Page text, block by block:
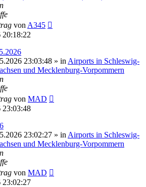
von A345
20:18:22
23:03:48 » in Airports in Schleswig-
und Mecklenburg-Vorpommern
von MAD
23:03:48
23:02:27 » in Airports in Schleswig-
und Mecklenburg-Vorpommern
von MAD
23:02:27